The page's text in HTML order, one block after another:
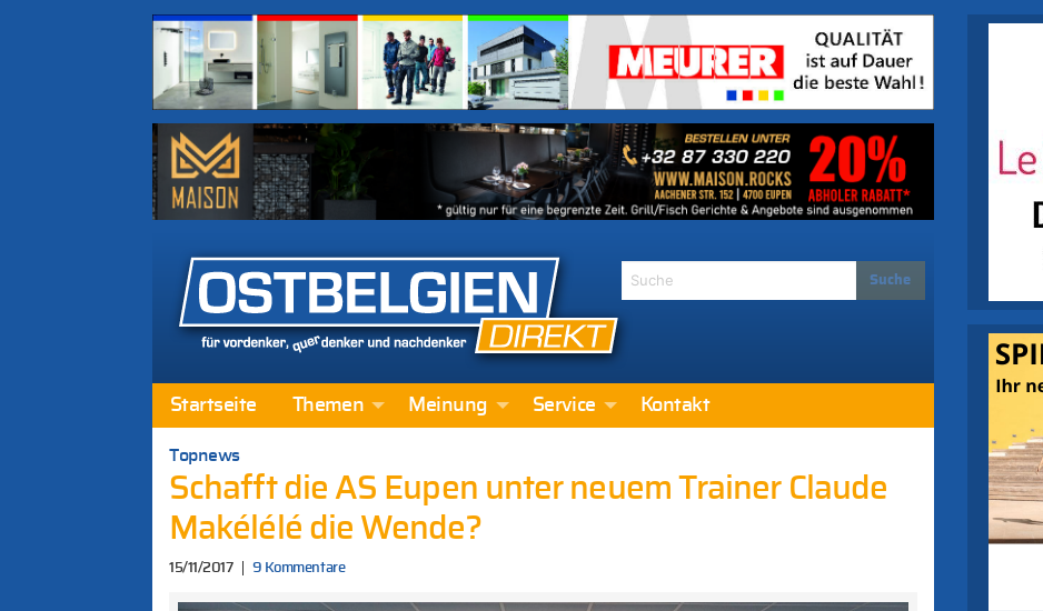
Startseite Themen Meinung Service Kontakt
Topnews
Schafft die AS Eupen unter neuem Trainer Claude
Makélélé die Wende?
15/11/2017 9 Kommentare